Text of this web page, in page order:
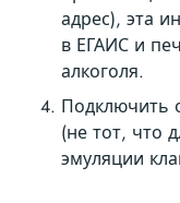
адрес), эта
в ЕГАИС и
алкоголя.
Подключить
(не тот, что
эмуляции